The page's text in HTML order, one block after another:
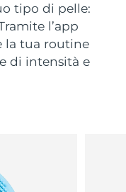
tipo di pelle:
l’app
la tua routine
di intensità e